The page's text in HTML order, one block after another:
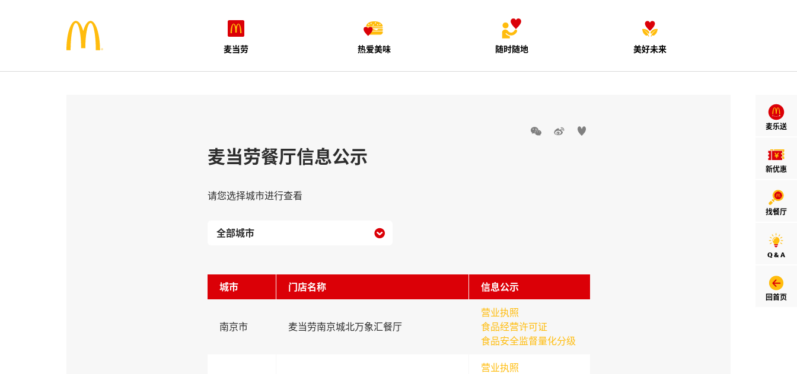
麦当劳 热爱美味 随时随地 美好未来
麦乐送
新优惠
找餐厅
Q & A
回首页
  
麦当劳餐厅信息公示
请您选择城市进行查看

城市 门店名称 信息公示
南京市 麦当劳南京城北万象汇餐厅
营业执照
食品经营许可证
食品安全监督量化分级
营业执照